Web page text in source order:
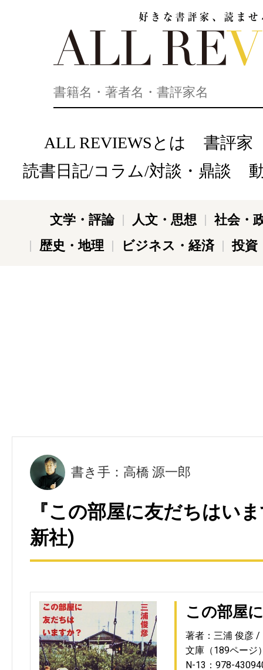
ALL REVIEWSとは
書評家
読書日記/コラム/対談・鼎談
文学・評論 人文・思想
社会・
歴史・地理
ビジネス・経済 投資
書き手：高橋 源一郎
『この部屋に友だちはい
新社)
この部屋
著者：三浦 俊彦
文庫（189ページ
N-13：978-